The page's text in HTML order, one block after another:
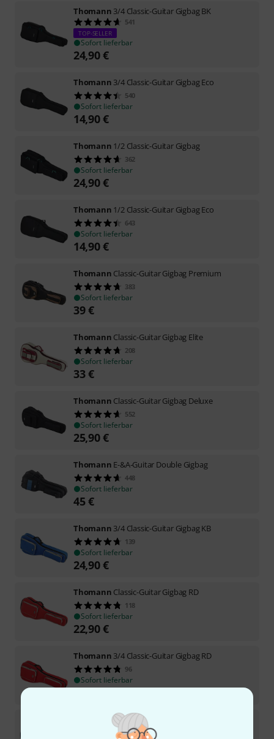
Thomann 3/4 Classic-Guitar Gigbag BK
541
TOP-SELLER
Sofort lieferbar
24,90€
Thomann 3/4 Classic-Guitar Gigbag Eco
540
Sofort lieferbar
14,90€
Thomann 1/2 Classic-Guitar Gigbag
362
Sofort lieferbar
24,90€
Thomann 1/2 Classic-Guitar Gigbag Eco
643
Sofort lieferbar
14,90€
Thomann Classic-Guitar Gigbag Premium
383
Sofort lieferbar
39€
Thomann Classic-Guitar Gigbag Elite
208
Sofort lieferbar
33€
Thomann Classic-Guitar Gigbag Deluxe
552
Sofort lieferbar
25,90€
Thomann E-&A-Guitar Double Gigbag
448
Sofort lieferbar
45€
Thomann 3/4 Classic-Guitar Gigbag KB
139
Sofort lieferbar
24,90€
Thomann Classic-Guitar Gigbag RD
118
Sofort lieferbar
22,90€
Thomann 3/4 Classic-Guitar Gigbag RD
96
Sofort lieferbar
20,90€
Thomann Classic-Guitar Gigbag KB
158